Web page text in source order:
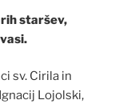
staršev,
sv. Cirila in
Lojolski,